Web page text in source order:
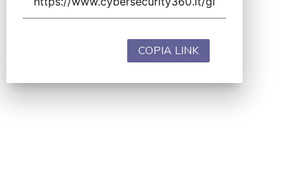
COPIA LINK